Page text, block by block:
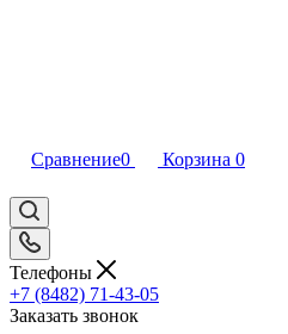
Сравнение0 Корзина 0
Телефоны
+7 (8482) 71-43-05
Заказать звонок